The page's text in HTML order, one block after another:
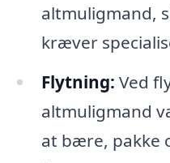
altmuligmand,
kræver
Flytning: Ved
altmuligmand
at bære, pakke